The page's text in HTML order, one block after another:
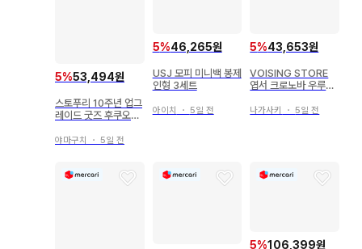
5%53,494원
스토푸리 10주년 업그
레이드 굿즈 후쿠오카
파우치
야마구치 ・ 5일 전
5%46,265원
USJ 모피 미니백 봉제
인형 3세트
아이치 ・ 5일 전
5%43,653원
VOISING STORE
엽서 크로노바 우루미
나가사키 ・5일 전
5%106,399원